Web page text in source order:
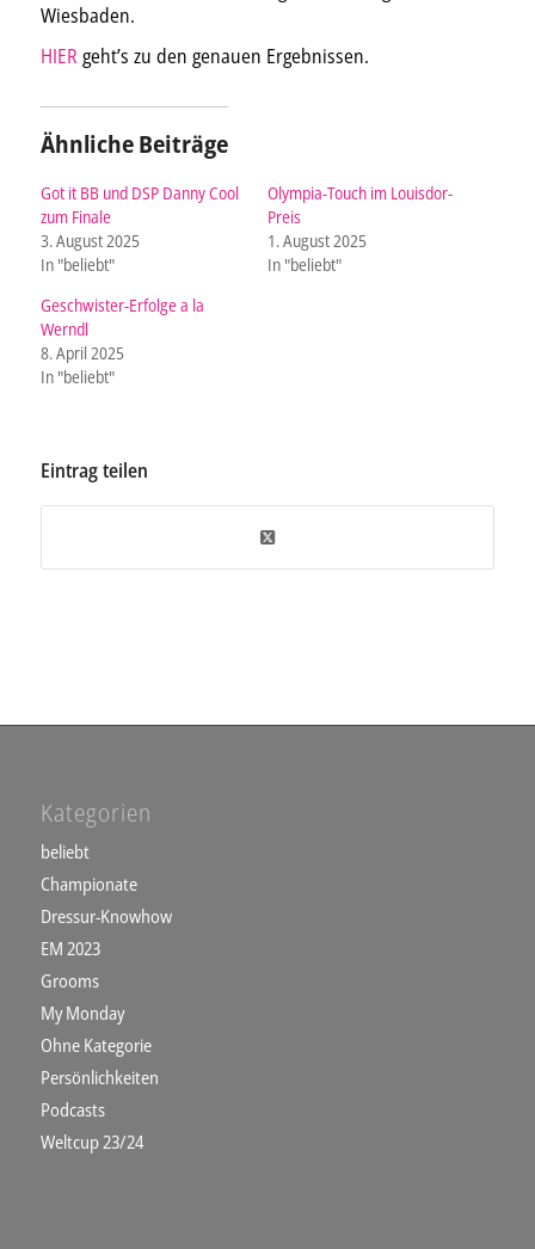
Wiesbaden.
HIERgeht’s zu den genauen Ergebnissen.
Ähnliche Beiträge
Got it BB und DSP Danny Cool
zum Finale
3. August 2025
In "beliebt"
Olympia-Touch im Louisdor-
Preis
1. August 2025
In "beliebt"
Geschwister-Erfolge a la
Werndl
8. April 2025
In "beliebt"
Eintrag teilen
Kategorien
beliebt
Championate
Dressur-Knowhow
EM 2023
Grooms
My Monday
Ohne Kategorie
Persönlichkeiten
Podcasts
Weltcup 23/24